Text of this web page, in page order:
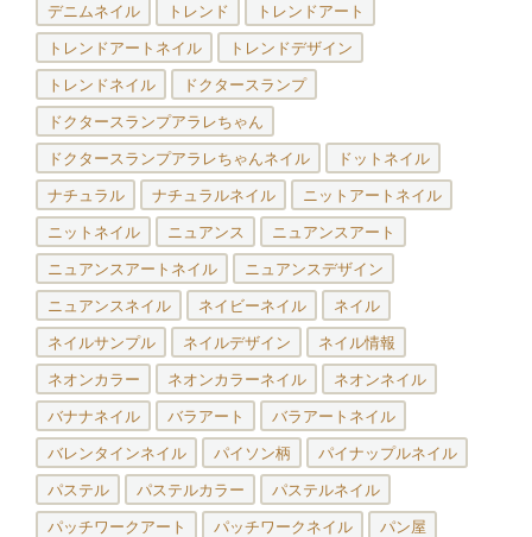
デニムネイル トレンド トレンドアート
トレンドアートネイル トレンドデザイン
トレンドネイル ドクタースランプ
ドクタースランプアラレちゃん
ドクタースランプアラレちゃんネイル ドットネイル
ナチュラル ナチュラルネイル ニットアートネイル
ニットネイル ニュアンス ニュアンスアート
ニュアンスアートネイル ニュアンスデザイン
ニュアンスネイル ネイビーネイル ネイル
ネイルサンプル ネイルデザイン ネイル情報
ネオンカラー ネオンカラーネイル ネオンネイル
バナナネイル バラアート バラアートネイル
バレンタインネイル パイソン柄 パイナップルネイル
パステル パステルカラー パステルネイル
パッチワークアート パッチワークネイル パン屋